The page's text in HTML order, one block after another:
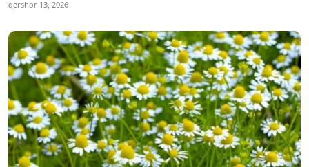
qershor 13, 2026